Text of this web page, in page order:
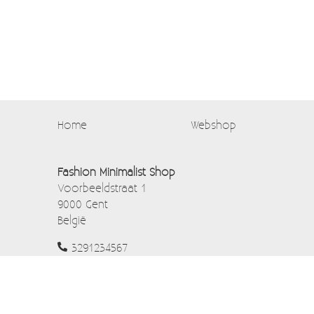
Home Webshop
Fashion Minimalist Shop
Voorbeeldstraat 1
9000 Gent
België
3291234567